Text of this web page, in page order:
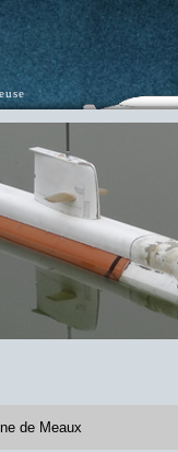
de Meaux